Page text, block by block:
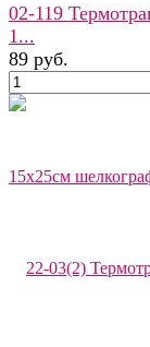
02-119
1...
89 руб.